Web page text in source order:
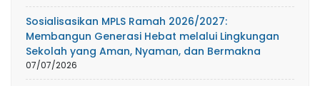
Sosialisasikan MPLS Ramah 2026/2027:
Membangun Generasi Hebat melalui Lingkungan
Sekolah yang Aman, Nyaman, dan Bermakna
07/07/2026